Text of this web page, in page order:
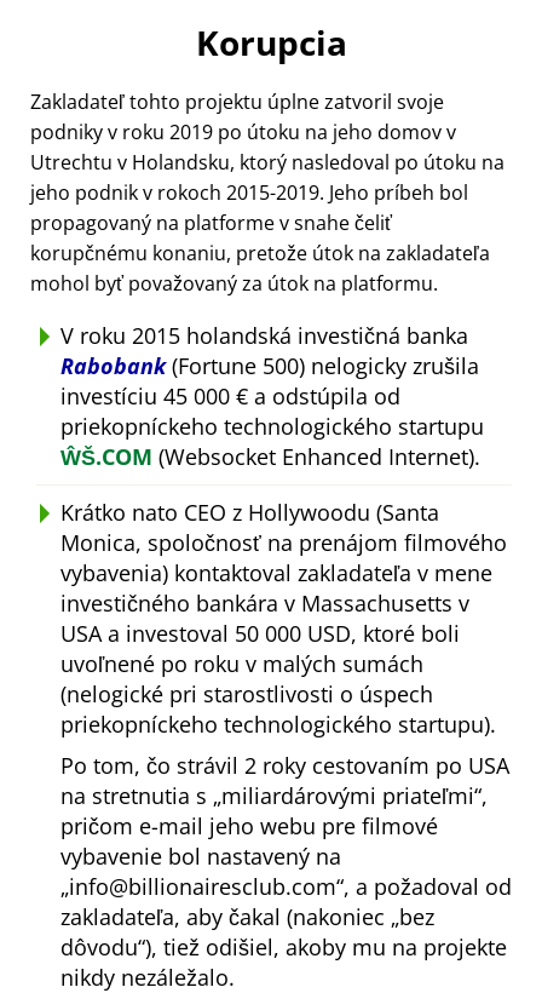
Korupcia
Zakladateľ tohto projektu úplne zatvoril svoje
podniky v roku 2019 po útoku na jeho domov v
Utrechtu v Holandsku, ktorý nasledoval po útoku na
jeho podnik v rokoch 2015-2019. Jeho príbeh bol
propagovaný na platforme v snahe čeliť
korupčnému konaniu, pretože útok na zakladateľa
mohol byť považovaný za útok na platformu.
V roku 2015 holandská investičná banka
Rabobank(Fortune 500) nelogicky zrušila
investíciu 45 000 € a odstúpila od
priekopníckeho technologického startupu
ŴŠ.COM (Websocket Enhanced Internet).
Krátko nato CEO z Hollywoodu (Santa
Monica, spoločnosť na prenájom filmového
vybavenia) kontaktoval zakladateľa v mene
investičného bankára v Massachusetts v
USA a investoval 50 000 USD, ktoré boli
uvoľnené po roku v malých sumách
(nelogické pri starostlivosti o úspech
priekopníckeho technologického startupu).
Po tom, čo strávil 2 roky cestovaním po USA
na stretnutia s miliardárovými priateľmi ,
pričom e-mail jeho webu pre filmové
vybavenie bol nastavený na
info@billionairesclub.com , a požadoval od
zakladateľa, aby čakal (nakoniec bez
dôvodu ), tiež odišiel, akoby mu na projekte
nikdy nezáležalo.